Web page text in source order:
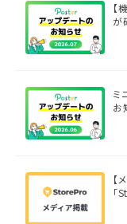
【
が
ミ
お
【
「